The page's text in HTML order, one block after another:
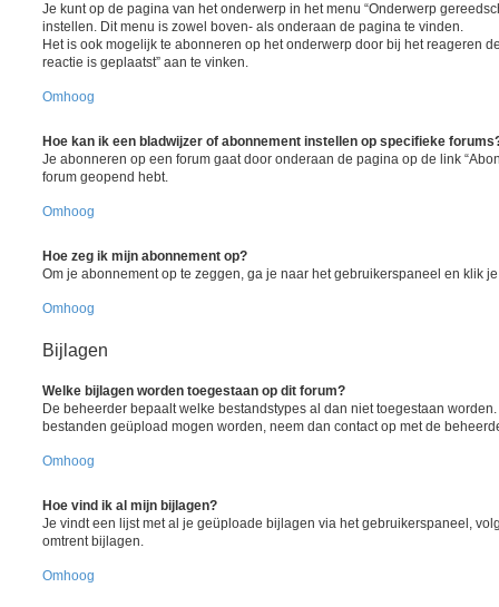
Je kunt op de pagina van het onderwerp in het menu “Onderwerp
instellen. Dit menu is zowel boven- als onderaan de pagina te vinden.
Het is ook mogelijk te abonneren op het onderwerp door bij het reageren
reactie is geplaatst” aan te vinken.
Omhoog
Hoe kan ik een bladwijzer of abonnement instellen op specifieke
Je abonneren op een forum gaat door onderaan de pagina op de link
forum geopend hebt.
Omhoog
Hoe zeg ik mijn abonnement op?
Om je abonnement op te zeggen, ga je naar het gebruikerspaneel en klik
Omhoog
Bijlagen
Welke bijlagen worden toegestaan op dit forum?
De beheerder bepaalt welke bestandstypes al dan niet toegestaan
bestanden geüpload mogen worden, neem dan contact op met de
Omhoog
Hoe vind ik al mijn bijlagen?
Je vindt een lijst met al je geüploade bijlagen via het gebruikerspaneel,
omtrent bijlagen.
Omhoog